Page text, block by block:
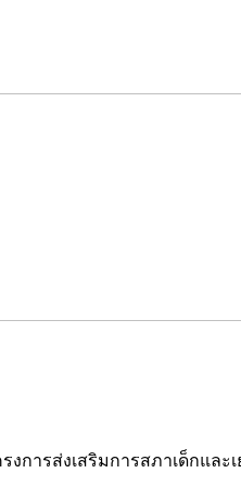
การส่งเสริมการสภาเด็กและ